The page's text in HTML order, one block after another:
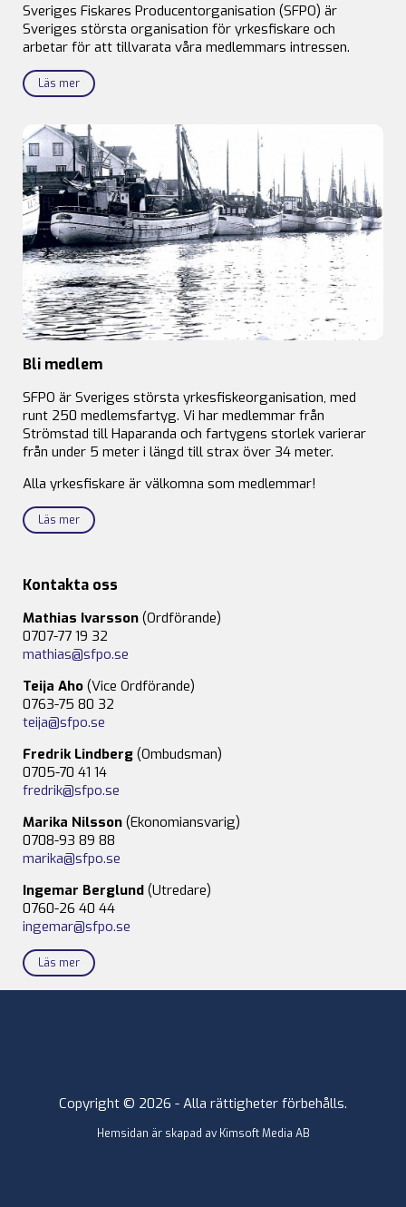
Sveriges Fiskares Producentorganisation (SFPO) är
Sveriges största organisation för yrkesfiskare och
arbetar för att tillvarata våra medlemmars intressen.
Läs mer
Bli medlem
SFPO är Sveriges största yrkesfiskeorganisation, med
runt 250 medlemsfartyg. Vi har medlemmar från
Strömstad till Haparanda och fartygens storlek varierar
från under 5 meter i längd till strax över 34 meter.
Alla yrkesfiskare är välkomna som medlemmar!
Läs mer
Kontakta oss
Mathias Ivarsson (Ordförande)
0707-77 19 32
mathias@sfpo.se
Teija Aho (Vice Ordförande)
0763-75 80 32
teija@sfpo.se
Fredrik Lindberg (Ombudsman)
0705-70 41 14
fredrik@sfpo.se
Marika Nilsson (Ekonomiansvarig)
0708-93 89 88
marika@sfpo.se
Ingemar Berglund (Utredare)
0760-26 40 44
ingemar@sfpo.se
Läs mer
Copyright © 2026 - Alla rättigheter förbehålls.
Hemsidan är skapad av Kimsoft Media AB